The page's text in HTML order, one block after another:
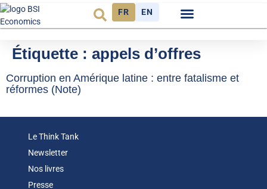
FR EN
Étiquette : appels d’offres
Corruption en Amérique latine : entre fatalisme et
réformes (Note)
Le Think Tank
Newsletter
Nos livres
Presse